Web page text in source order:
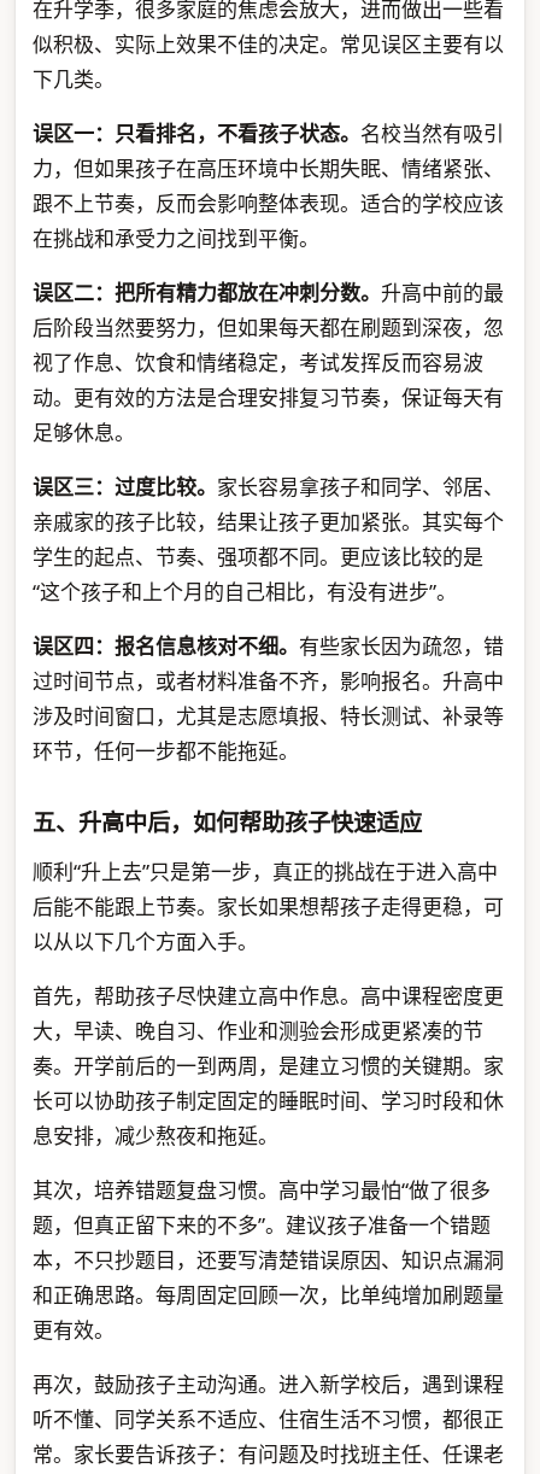
在升学季，很多家庭的焦虑会放大，进而做出一些看
似积极、实际上效果不佳的决定。常见误区主要有以
下几类。
误区一：只看排名，不看孩子状态。 名校当然有吸引
力，但如果孩子在高压环境中长期失眠、情绪紧张、
跟不上节奏，反而会影响整体表现。适合的学校应该
在挑战和承受力之间找到平衡。
误区二：把所有精力都放在冲刺分数。 升高中前的最
后阶段当然要努力，但如果每天都在刷题到深夜，忽
视了作息、饮食和情绪稳定，考试发挥反而容易波
动。更有效的方法是合理安排复习节奏，保证每天有
足够休息。
误区三：过度比较。 家长容易拿孩子和同学、邻居、
亲戚家的孩子比较，结果让孩子更加紧张。其实每个
学生的起点、节奏、强项都不同。更应该比较的是
“这个孩子和上个月的自己相比，有没有进步”。
误区四：报名信息核对不细。 有些家长因为疏忽，错
过时间节点，或者材料准备不齐，影响报名。升高中
涉及时间窗口，尤其是志愿填报、特长测试、补录等
环节，任何一步都不能拖延。
五、升高中后，如何帮助孩子快速适应
顺利“升上去”只是第一步，真正的挑战在于进入高中
后能不能跟上节奏。家长如果想帮孩子走得更稳，可
以从以下几个方面入手。
首先，帮助孩子尽快建立高中作息。高中课程密度更
大，早读、晚自习、作业和测验会形成更紧凑的节
奏。开学前后的一到两周，是建立习惯的关键期。家
长可以协助孩子制定固定的睡眠时间、学习时段和休
息安排，减少熬夜和拖延。
其次，培养错题复盘习惯。高中学习最怕“做了很多
题，但真正留下来的不多”。建议孩子准备一个错题
本，不只抄题目，还要写清楚错误原因、知识点漏洞
和正确思路。每周固定回顾一次，比单纯增加刷题量
更有效。
再次，鼓励孩子主动沟通。进入新学校后，遇到课程
听不懂、同学关系不适应、住宿生活不习惯，都很正
常。家长要告诉孩子：有问题及时找班主任、任课老